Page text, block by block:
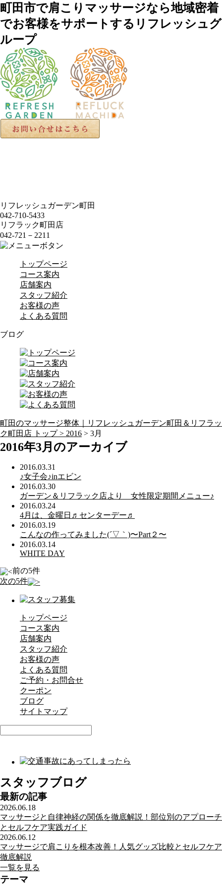
町田市で肩こりマッサージなら地域密着
でお客様をサポートするリフレッシュグ
ループ
リフレッシュガーデン町田
042-710-5433
リフラック町田店
042-721－2211
トップページ
コース案内
店舗案内
スタッフ紹介
お客様の声
よくある質問
ブログ
町田のマッサージ整体｜リフレッシュガーデン町田＆リフラッ
ク町田店 トップ > 2016 > 3月
2016年3月のアーカイブ
2016.03.31
♪女子会♪inエビン
2016.03.30
ガーデン＆リフラック店より 女性限定期間メニュー♪
2016.03.24
4月は、金曜日♬センターデー♬
2016.03.19
こんなの作ってみました(´▽｀)〜Part２〜
2016.03.14
WHITE DAY
前の5件
次の5件
トップページ
コース案内
店舗案内
スタッフ紹介
お客様の声
よくある質問
ご予約・お問合せ
クーポン
ブログ
サイトマップ
スタッフブログ
最新の記事
2026.06.18
マッサージと自律神経の関係を徹底解説！部位別のアプローチ
とセルフケア実践ガイド
2026.06.12
マッサージで肩こりを根本改善！人気グッズ比較とセルフケア
徹底解説
一覧を見る
テーマ